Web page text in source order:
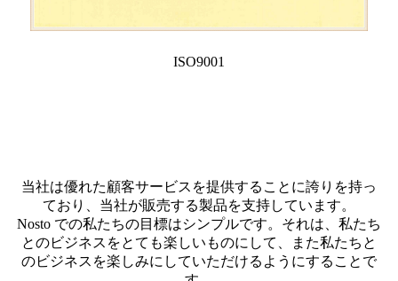
ISO9001
当社は優れた顧客サービスを提供することに誇りを持っ
ており、当社が販売する製品を支持しています。
Nosto での私たちの目標はシンプルです。それは、私たち
とのビジネスをとても楽しいものにして、また私たちと
のビジネスを楽しみにしていただけるようにすることで